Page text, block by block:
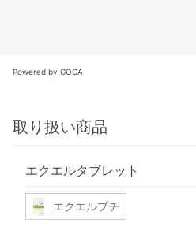
Powered by GOGA
取り扱い商品
エクエルタブレット
エクエルプチ